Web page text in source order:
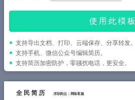
简历教程
登录 / 注册
使用此模板
支持导出文档、打印、云端保存、分享转发。
支持手机、微信公众号编辑简历。
支持简历加密防护，零骚扰电话，更安全。
全民简历 求职岗位：网络客服